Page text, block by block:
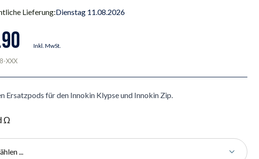
Lieferung:Dienstag 11.08.2026
Inkl. MwSt.
XXX
Ersatzpods für den Innokin Klypse und Innokin Zip.
Ω
...